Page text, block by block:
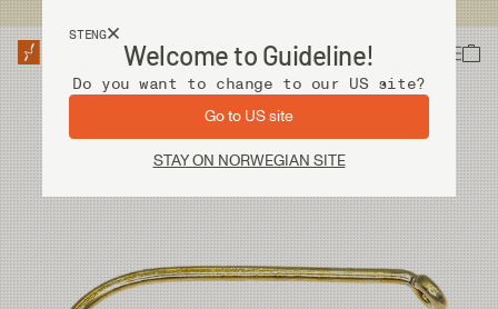
STENG
Welcome to Guideline!
Do you want to change to our US site?
Go to US site
STAY ON NORWEGIAN SITE